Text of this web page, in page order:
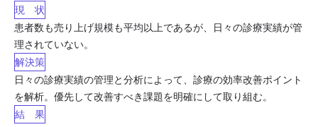
現 状
患者数も売り上げ規模も平均以上であるが、日々の診療実績が管
理されていない。
解決策
日々の診療実績の管理と分析によって、診療の効率改善ポイント
を解析。優先して改善すべき課題を明確にして取り組む。
結 果